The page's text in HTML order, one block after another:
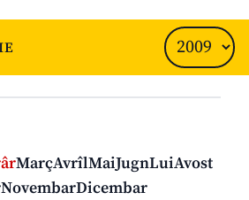
MarçAvrîlMaiJugnLuiAvost
NovembarDicembar